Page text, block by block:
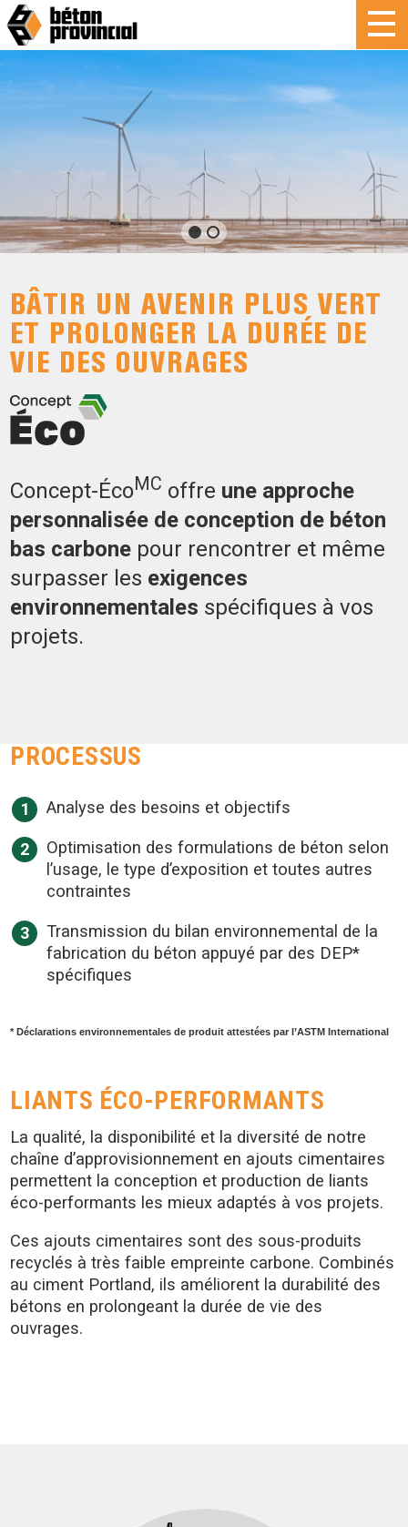
BÂTIR UN AVENIR PLUS VERT
ET PROLONGER LA DURÉE DE
VIE DES OUVRAGES
Concept-ÉcoMC offre une approche
personnalisée de conception de béton
bas carbone pour rencontrer et même
surpasser les exigences
environnementales spécifiques à vos
projets.
PROCESSUS
Analyse des besoins et objectifs
Optimisation des formulations de béton selon
l’usage, le type d’exposition et toutes autres
contraintes
Transmission du bilan environnemental de la
fabrication du béton appuyé par des DEP*
spécifiques
* Déclarations environnementales de produit attestées par l’ASTM International
LIANTS ÉCO-PERFORMANTS
La qualité, la disponibilité et la diversité de notre
chaîne d’approvisionnement en ajouts cimentaires
permettent la conception et production de liants
éco-performants les mieux adaptés à vos projets.
Ces ajouts cimentaires sont des sous-produits
recyclés à très faible empreinte carbone. Combinés
au ciment Portland, ils améliorent la durabilité des
bétons en prolongeant la durée de vie des
ouvrages.